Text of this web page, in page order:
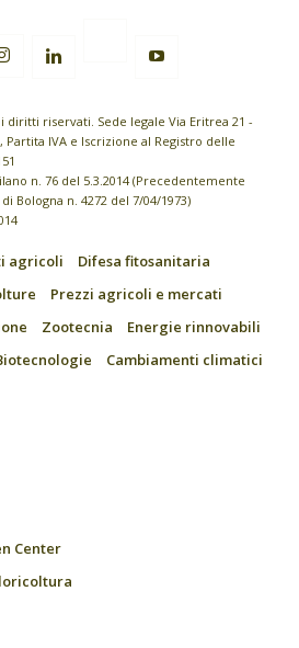
riservati. Sede legale Via Eritrea 21 -
Partita IVA e Iscrizione al Registro delle
n. 76 del 5.3.2014 (Precedentemente
Bologna n. 4272 del 7/04/1973)
agricoli
Difesa fitosanitaria
Prezzi agricoli e mercati
Zootecnia
Energie rinnovabili
Cambiamenti climatici
Center